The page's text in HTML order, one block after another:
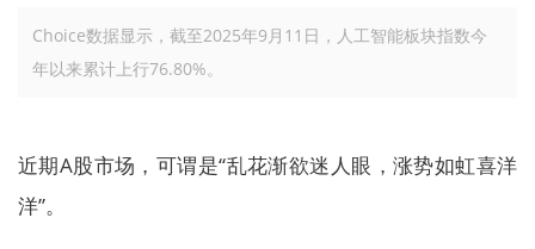
Choice数据显示，截至2025年9月11日，人工智能板块指数今
年以来累计上行76.80%。
近期A股市场，可谓是“乱花渐欲迷人眼，涨势如虹喜洋
洋”。